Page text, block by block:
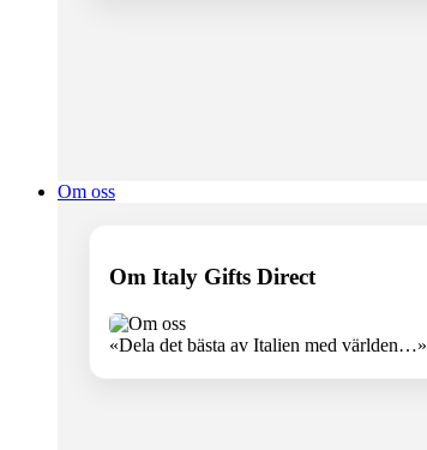
Om oss
Om Italy Gifts Direct
«Dela det bästa av Italien med världen…»